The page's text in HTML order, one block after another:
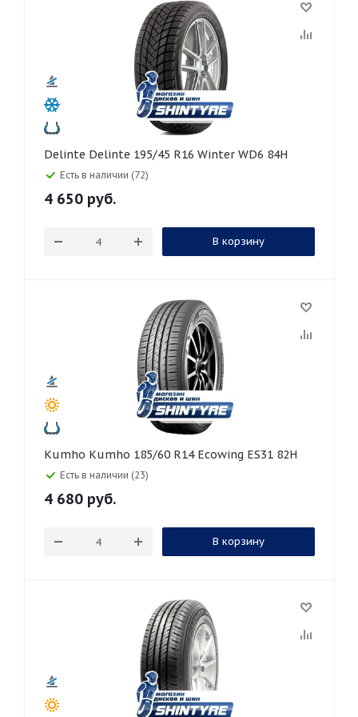
Delinte Delinte 195/45 R16 Winter WD6 84H
Есть в наличии (72)
4 650 руб.
В корзину
Kumho Kumho 185/60 R14 Ecowing ES31 82H
Есть в наличии (23)
4 680 руб.
В корзину